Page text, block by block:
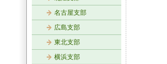
名古屋支部
広島支部
東北支部
横浜支部